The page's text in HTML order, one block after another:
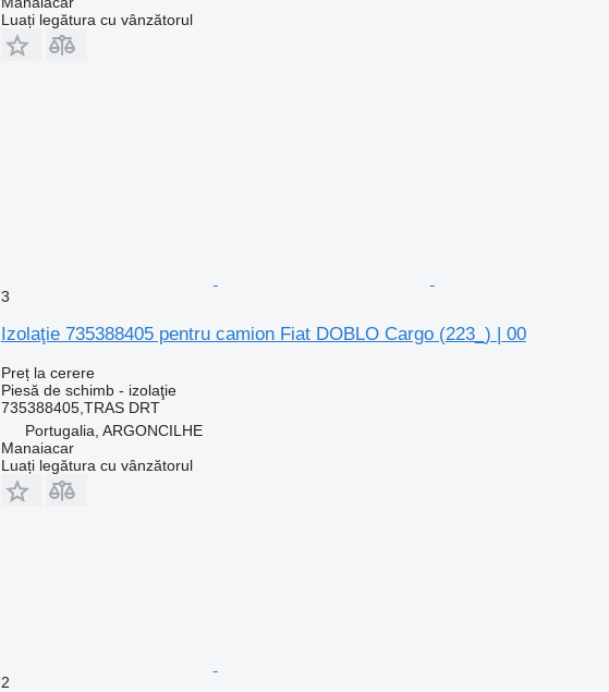
Luați legătura cu vânzătorul
3
Izolaţie 735388405 pentru camion Fiat DOBLO Cargo (223_) | 00
Preț la cerere
Piesă de schimb - izolaţie
735388405,TRAS DRT
Portugalia, ARGONCILHE
Manaiacar
Luați legătura cu vânzătorul
2